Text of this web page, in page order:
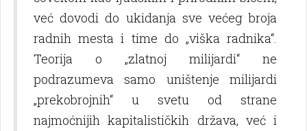
već dovodi do ukidanja sve većeg broja
radnih mesta i time do „viška radnika“.
Teorija o „zlatnoj milijardi“ ne
podrazumeva samo uništenje milijardi
„prekobrojnih“ u svetu od strane
najmoćnijih kapitalističkih država, već i